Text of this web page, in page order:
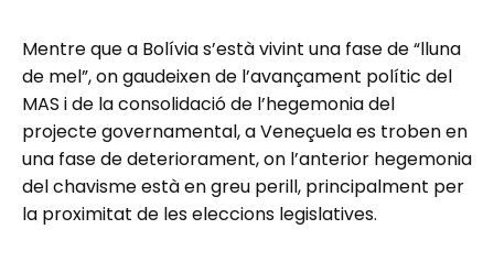
Mentre que a Bolívia s’està vivint una fase de “lluna
de mel”, on gaudeixen de l’avançament polític del
MAS i de la consolidació de l’hegemonia del
projecte governamental, a Veneçuela es troben en
una fase de deteriorament, on l’anterior hegemonia
del chavisme està en greu perill, principalment per
la proximitat de les eleccions legislatives.